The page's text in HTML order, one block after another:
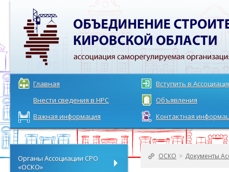
Главная
Вступить в
Внести сведения в НРС
Объявления
Важная информация
Контактная
ОСКО > Документы
Органы Ассоциации СРО
«ОСКО»